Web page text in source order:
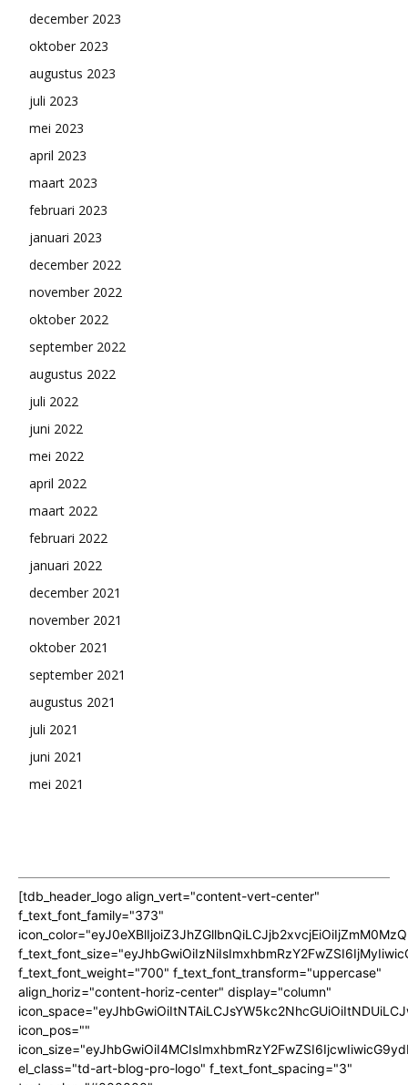
december 2023
oktober 2023
augustus 2023
juli 2023
mei 2023
april 2023
maart 2023
februari 2023
januari 2023
december 2022
november 2022
oktober 2022
september 2022
augustus 2022
juli 2022
juni 2022
mei 2022
april 2022
maart 2022
februari 2022
januari 2022
december 2021
november 2021
oktober 2021
september 2021
augustus 2021
juli 2021
juni 2021
mei 2021
[tdb_header_logo align_vert="content-vert-center"
f_text_font_family="373"
f_text_font_weight="700" f_text_font_transform="uppercase"
align_horiz="content-horiz-center" display="column"
icon_pos=""
el_class="td-art-blog-pro-logo" f_text_font_spacing="3"